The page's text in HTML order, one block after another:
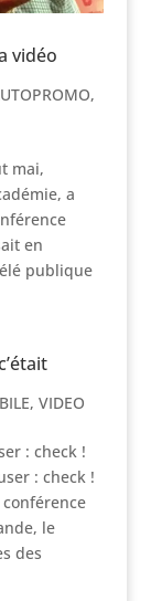
vidéo
,
mai,
a
en
publique
, VIDEO
: check !
: check !
le
des